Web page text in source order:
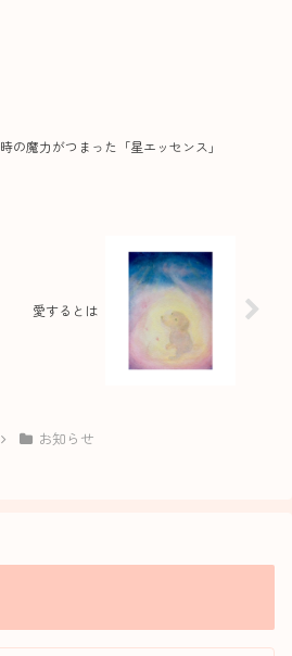
時の魔力がつまった「星エッセンス」
愛するとは
お知らせ